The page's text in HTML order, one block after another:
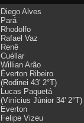
Diego Alves
Pará
Rhodolfo
Rafael Vaz
Renê
Cuéllar
Willian Arão
Éverton Ribeiro
(Rodinei 43' 2°T)
Lucas Paquetá
(Vinícius Júnior 34' 2°T)
Everton
Felipe Vizeu